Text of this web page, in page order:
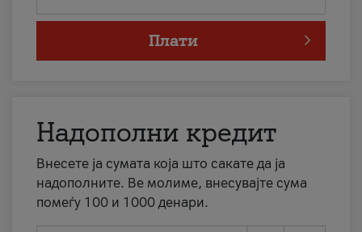
Плати
Надополни кредит
Внесете ја сумата која што сакате да ја
надополните. Ве молиме, внесувајте сума
помеѓу 100 и 1000 денари.